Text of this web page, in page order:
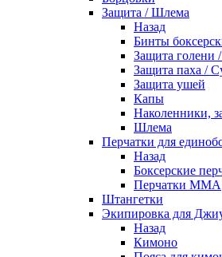
Защита / Шлема
Назад
Бинты
Защита голени
Защита паха /
Защита ушей
Капы
Наколенники,
Шлема
Перчатки для
Назад
Боксерские
Перчатки ММА
Штангетки
Экипировка для
Назад
Кимоно